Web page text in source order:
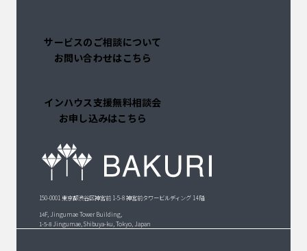
サービスのご相談について
お問い合わせはこちら
インハウス支援無料相談会
お申し込みはこちら
150-0001 東京都渋谷区神宮前 1-5-8 神宮前タワービルディング 14 階
14F, Jingumae Tower Building,
1-5-8 Jingumae, Shibuya-ku, Tokyo, Japan